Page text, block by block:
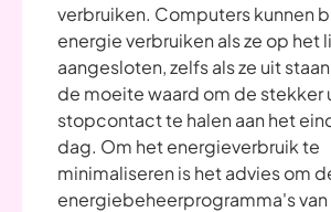
verbruiken. Computers kunnen
energie verbruiken als ze op het
aangesloten, zelfs als ze uit
de moeite waard om de stekker
stopcontact te halen aan het
dag. Om het energieverbruik te
minimaliseren is het advies om
energiebeheerprogramma's van